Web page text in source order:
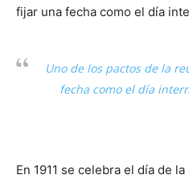
fijar una fecha como el día
Uno de los pactos de la
fecha como el día
En 1911 se celebra el día de